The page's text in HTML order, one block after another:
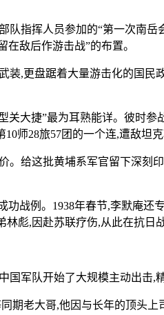
队指挥人员参加的“第一次南
敌后作游击战”的布置。
,更盘踞着大量游击化的国
关大捷”最为耳熟能详。彼时
师28旅57团的一个连,遭敌坦
给这批黄埔系军官留下深刻
战例。1938年春节,李默庵
彪,因赴苏联疗伤,从此在抗日
军队开始了大规模主动出击
期老大哥,他因与长年的顶头